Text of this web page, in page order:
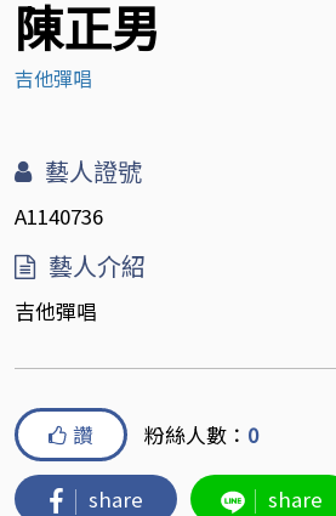
陳正男
吉他彈唱
藝人證號
A1140736
藝人介紹
吉他彈唱
讚 粉絲人數： 0
share share